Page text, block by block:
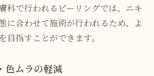
科で行われるピーリングでは、ニキ
に合わせて施術が行われるため、よ
目指すことができます。
色ムラの軽減